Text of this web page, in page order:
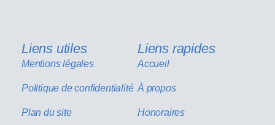
Liens utiles
Mentions légales
Politique de confidentialité
Plan du site
Liens rapides
Accueil
À propos
Honoraires